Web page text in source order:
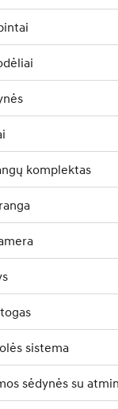
komplektas
sistema
sėdynės su